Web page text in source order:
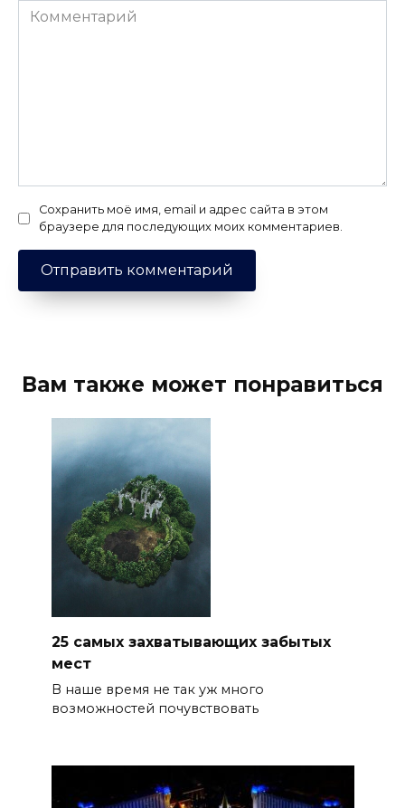
Комментарий
Сохранить моё имя, email и адрес сайта в этом
браузере для последующих моих комментариев.
Вам также может понравиться
25 самых захватывающих забытых
мест
В наше время не так уж много
возможностей почувствовать